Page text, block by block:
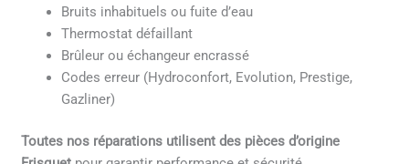
Bruits inhabituels ou fuite d’eau
Thermostat défaillant
Brûleur ou échangeur encrassé
Codes erreur (Hydroconfort, Evolution, Prestige,
Gazliner)
Toutes nos réparations utilisent des pièces d’origine